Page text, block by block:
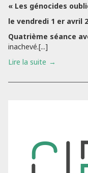
« Les génocides
le vendredi 1 er avril
Quatrième séance
inachevé.[...]
Lire la suite